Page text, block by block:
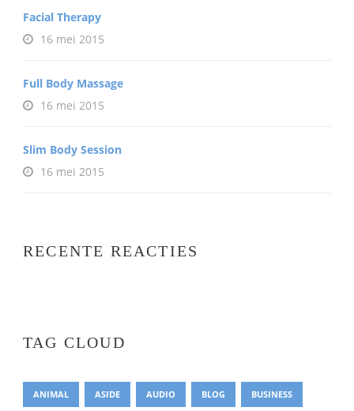
Facial Therapy
16 mei 2015
Full Body Massage
16 mei 2015
Slim Body Session
16 mei 2015
RECENTE REACTIES
TAG CLOUD
ANIMAL ASIDE AUDIO BLOG BUSINESS